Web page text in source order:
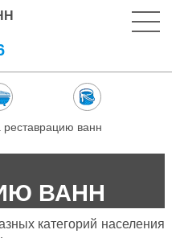
реставрацию ванн
ВАНН
категорий населения